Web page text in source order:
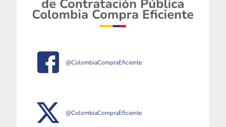
@ColombiaCompraEficiente
@ColombiaCompraEficiente